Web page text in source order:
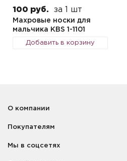
100 руб. за 1 шт
Махровые носки для
мальчика KBS 1-1101
Добавить в корзину
Покупателям
О компании
Мы в соцсетях